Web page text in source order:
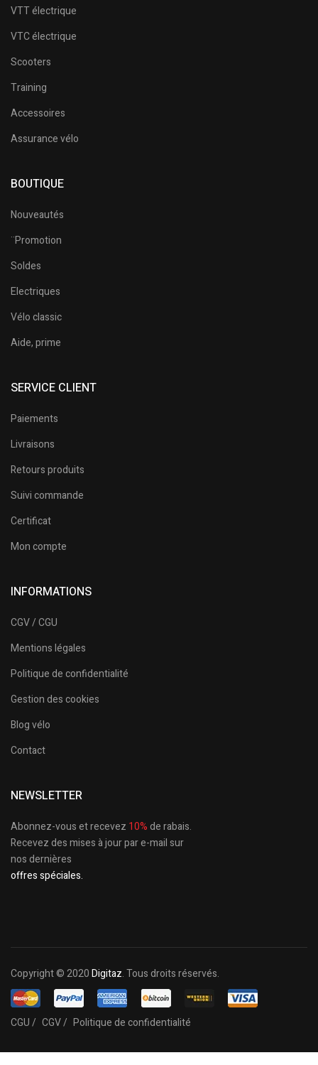
VTT électrique
VTC électrique
Scooters
Training
Accessoires
Assurance vélo
BOUTIQUE
Nouveautés
¨Promotion
Soldes
Electriques
Vélo classic
Aide, prime
SERVICE CLIENT
Paiements
Livraisons
Retours produits
Suivi commande
Certificat
Mon compte
INFORMATIONS
CGV / CGU
Mentions légales
Politique de confidentialité
Gestion des cookies
Blog vélo
Contact
NEWSLETTER
Abonnez-vous et recevez 10%de rabais.
Recevez des mises à jour par e-mail sur
nos dernières
offres spéciales.
Copyright © 2020Digitaz. Tous droits réservés.
CGU / CGV / Politique de confidentialité